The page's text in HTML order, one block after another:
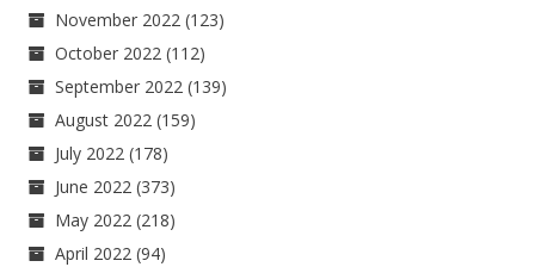
November 2022 (123)
October 2022 (112)
September 2022 (139)
August 2022 (159)
July 2022 (178)
June 2022 (373)
May 2022 (218)
April 2022 (94)